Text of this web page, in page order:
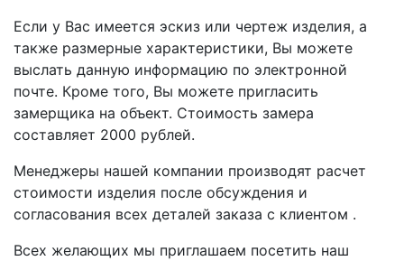
Если у Вас имеется эскиз или чертеж изделия, а
также размерные характеристики, Вы можете
выслать данную информацию по электронной
почте. Кроме того, Вы можете пригласить
замерщика на объект. Стоимость замера
составляет 2000 рублей.
Менеджеры нашей компании производят расчет
стоимости изделия после обсуждения и
согласования всех деталей заказа с клиентом .
Всех желающих мы приглашаем посетить наш